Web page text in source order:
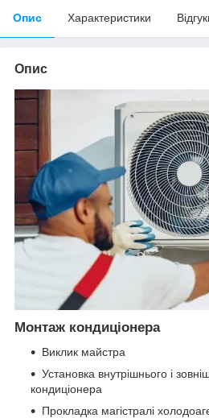
Опис Характеристики
Опис
Монтаж кондиціонера
Виклик майстра
Установка внутрішнього і
кондиціонера
Прокладка магістралі